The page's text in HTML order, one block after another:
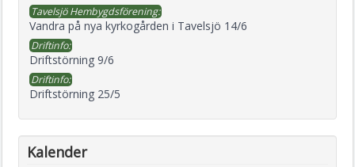
Tavelsjö Hembygdsförening:
Vandra på nya kyrkogården i Tavelsjö 14/6
Driftinfo:
Driftstörning 9/6
Driftinfo:
Driftstörning 25/5
Kalender